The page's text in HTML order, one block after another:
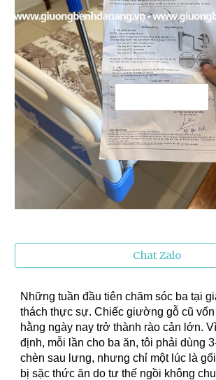
Chat Zalo
Những tuần đầu tiên chăm sóc ba tại
thách thực sự. Chiếc giường gỗ cũ
hằng ngày nay trở thành rào cản lớn.
định, mỗi lần cho ba ăn, tôi phải dùng
chèn sau lưng, nhưng chỉ một lúc là
bị sặc thức ăn do tư thế ngồi không